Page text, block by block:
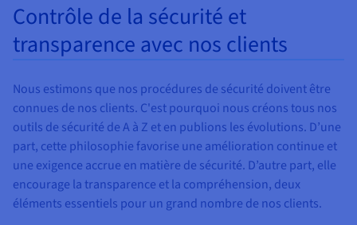
Contrôle de la sécurité et
transparence avec nos clients
Nous estimons que nos procédures de sécurité doivent être
connues de nos clients. C'est pourquoi nous créons tous nos
outils de sécurité de A à Z et en publions les évolutions. D’une
part, cette philosophie favorise une amélioration continue et
une exigence accrue en matière de sécurité. D’autre part, elle
encourage la transparence et la compréhension, deux
éléments essentiels pour un grand nombre de nos clients.